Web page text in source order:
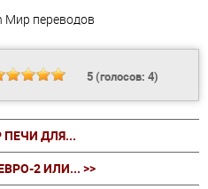
Мир переводов
5(голосов: 4)
ПЕЧИ ДЛЯ...
2 ИЛИ... >>